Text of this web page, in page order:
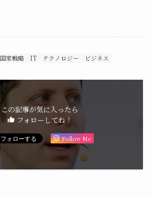
国家戦略 IT テクノロジー ビジネス
この記事が気に入ったら
フォローしてね！
Follow Me